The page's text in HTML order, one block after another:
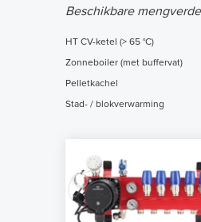
Beschikbare
HT CV-ketel (> 65 °C)
Zonneboiler (met buffervat)
Pelletkachel
Stad- / blokverwarming